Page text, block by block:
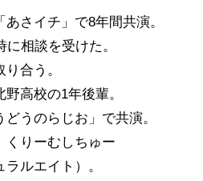
さイチ」で8年間共演。
相談を受けた。
合う。
高校の1年後輩。
うのらじお」で共演。
くりーむしちゅー
ルエイト）。